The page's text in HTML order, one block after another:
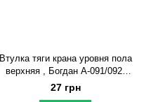
Втулка тяги крана уровня пола
верхняя , Богдан А-091/092,
Ataman
27 грн